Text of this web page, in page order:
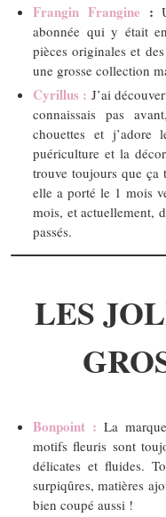
Frangin Frangine :
abonnée qui y était
pièces originales et
une grosse collection
Cyrillus : J’ai
connaissais pas
chouettes et
puériculture et la
trouve toujours que ça
elle a porté le 1 mois
mois, et actuellement,
passés.
LES
Bonpoint : La
motifs fleuris sont
délicates et fluides.
surpiqûres, matières
bien coupé aussi !